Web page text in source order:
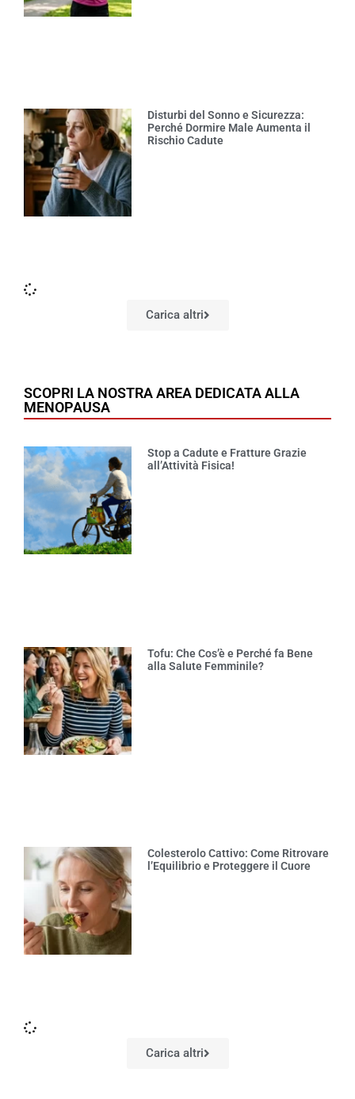
Disturbi del Sonno e Sicurezza:
Perché Dormire Male Aumenta il
Rischio Cadute
Carica altri
SCOPRI LA NOSTRA AREA DEDICATA ALLA
MENOPAUSA
Stop a Cadute e Fratture Grazie
all’Attività Fisica!
Tofu: Che Cos’è e Perché fa Bene
alla Salute Femminile?
Colesterolo Cattivo: Come Ritrovare
l’Equilibrio e Proteggere il Cuore
Carica altri